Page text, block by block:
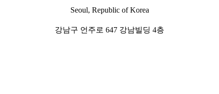
Seoul, Republic of Korea
강남구 언주로 647 강남빌딩 4층